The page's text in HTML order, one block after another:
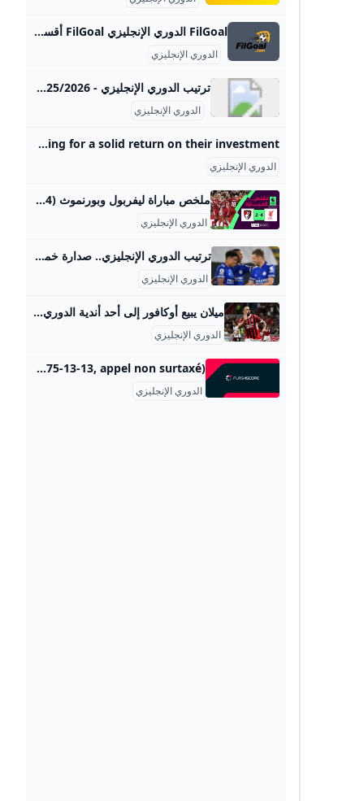
FilGoal الدوري الإنجليزي FilGoal أقسام الدوري الإنجليزي الرئيسية أخبار مباريات ميركاتو فانتازي في الجول مسابقة التوقعات فيديوهات عدسات آراء حرة ركن الألعاب الدوري المصري الدوري الإنجليزي الممتاز كأس العالم للأندية الدوري البرتغالي الدوري الإسباني الدوري الإيطالي الدوري الألماني الدوري السعودي للمحترفين دوري أبطال أوروبا الدوري الأوروبي كل البطولات الكرة المصرية الدوري المصري الكرة الأوروبية الكرة الإفريقية منتخب مصر سعودي في الجول الدوري الإنجليزي الدوري الإسباني دوري أبطال أوروبا القسم الثاني رياضات أخرى كرة سلة
الدوري الإنجليزي
ترتيب الدوري الإنجليزي - 2025/2026 - بطولات جدول ترتيب الدوري الإنجليزي موسم - 2025-2026 محدث باستمرار وترتيب هدافي الدوري الإنجليزي وجدول المباريات الدوري الإنجليزي
الدوري الإنجليزي
Premier League Football - Latest news results stats & transfers - BBC Sport The home of Premier League on BBC Sport online. Includes the latest news stories, results, fixtures, video and audio. Image caption, Transfermarkt data showing the highest spending promoted clubs in the history of the Premier League According to transfermarkt,, external Sunderland now top the all-time list for amount spent by a promoted club in the Premier League. With a summer spend of £142m so far, both them, and fellow promoted side Burnley - who have spent £109m - are hoping for a solid return on their investment.
الدوري الإنجليزي
ملخص مباراة ليفربول وبورنموث (4-2) الدوري الإنجليزي - الجولة 1 - YouTube ليفربول يستهل الموسم بانتصار مثير على بورنموث#الدوري_الإنجليزي #ليفربول
الدوري الإنجليزي
ترتيب الدوري الإنجليزي.. صدارة خماسية برعاية ليستر سيتي 5 فرق تتصدر جدول ترتيب الدوري الإنجليزي مبكرا مع قرب الجولة الثانية من نهايتها.. تعرف عليها أحمد حسن‎ الإثنين 2020/9/21 03:04 ص بتوقيت أبوظبي
الدوري الإنجليزي
ميلان يبيع أوكافور إلى أحد أندية الدوري الإنجليزي الممتاز - جازيتا إكسبريس ميلان يبيع أوكافور إلى أحد أندية الدوري الإنجليزي الممتاز Shqipëriمقدونيانيست.كومبصمة قصيرة وألبانية كرة القدمكرة السلةرياضات أخرى فنموسيقىالنجوميةالتلفزيون/الأفلامأوتوتكمرحالسبت Shqipëriمقدونيانيست.كومبصمة قصيرة وألبانية كرة القدمكرة السلةرياضات أخرى فنموسيقىالنجوميةالتلفزيون/الأفلامأوتوتكمرحالسبت غازيتا اكسبريس 19/08/2025 10:05 كرة القدم غازيتا اكسبريس 19/08/2025 10:05 غازيتا اكسبريس 19/08/2025 10:05تنتهي هنا المغامرة الإيطالية لنوح أوكافور. ومن المقرر أن ينتقل الجناح إلى ليدز يونايتد، حيث تم التوصل إلى الاتفاق ومن الممكن أن يتم توقيع العقد خلال الساعات المقبلة. وسيحصل ميلان على 21 مليون يورو بما في ذلك المكافآت، بحسب ما ذكرت شبكة “سكاي سبورت”، ونقلته صحيفة “غازيتا إكسبريس”.
الدوري الإنجليزي
Premier League 2025/2026 live scores results Football England - Flashscore Premier League 2025/2026 live scores on Flashscore.com offer livescore, results, Premier League standings and match details (goal scorers, red cards, …). Retrouvez nos conseils sur www.joueurs-info-service.fr (09-74-75-13-13, appel non surtaxé) Premier League2025/2026 SummaryNewsResultsFixturesStandingsArchive Retrouvez nos conseils sur www.joueurs-info-service.fr (09-74-75-13-13, appel non surtaxé)
الدوري الإنجليزي